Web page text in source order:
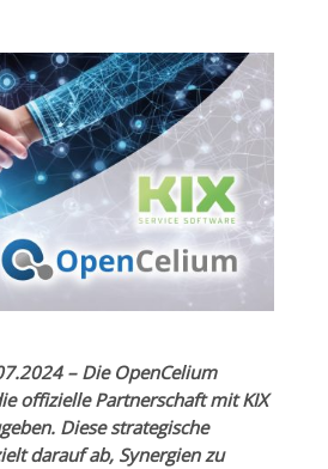
– Die OpenCelium
offizielle Partnerschaft mit KIX
Diese strategische
darauf ab, Synergien zu